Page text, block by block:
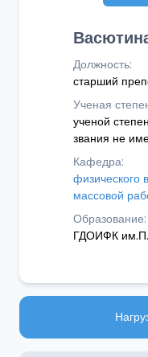
Должность:
старший
Ученая
ученой
звания не
Кафедра:
физического
массовой
Образование:
ГДОИФК